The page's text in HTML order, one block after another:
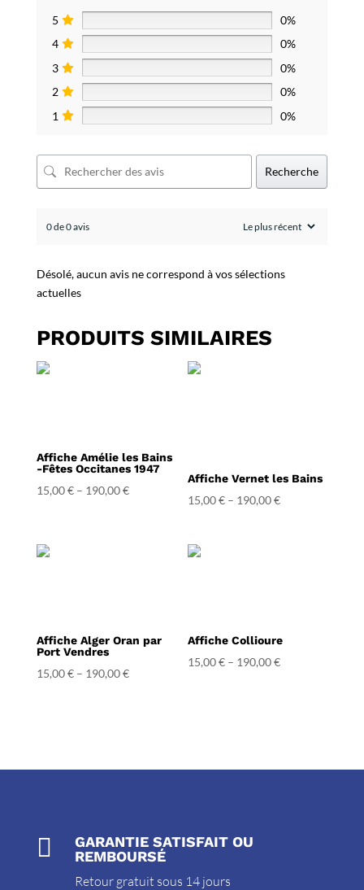
5
0%
4
0%
3
0%
2
0%
1
0%
Recherche
0 de 0 avis
Désolé, aucun avis ne correspond à vos sélections
actuelles
PRODUITS SIMILAIRES
Affiche Amélie les Bains
-Fêtes Occitanes 1947
15,00€– 190,00€
Affiche Vernet les Bains
15,00€ – 190,00€
Affiche Alger Oran par
Port Vendres
15,00€– 190,00€
Affiche Collioure
15,00€ – 190,00€

GARANTIE SATISFAIT OU
REMBOURSÉ
Retour gratuit sous 14 jours